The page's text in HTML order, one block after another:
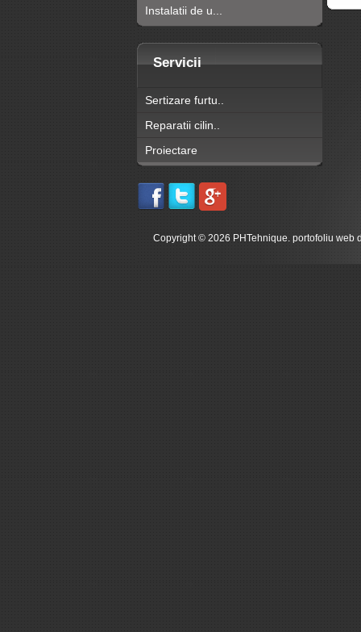
Instalatii de u...
Servicii
Sertizare furtu..
Reparatii cilin..
Proiectare
Copyright © 2026 PHTehnique. portofoliu web